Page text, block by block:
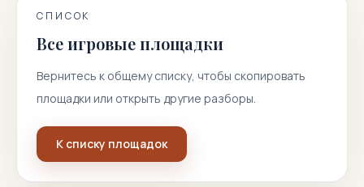
СПИСОК
Все игровые площадки
Вернитесь к общему списку, чтобы скопировать
площадки или открыть другие разборы.
К списку площадок